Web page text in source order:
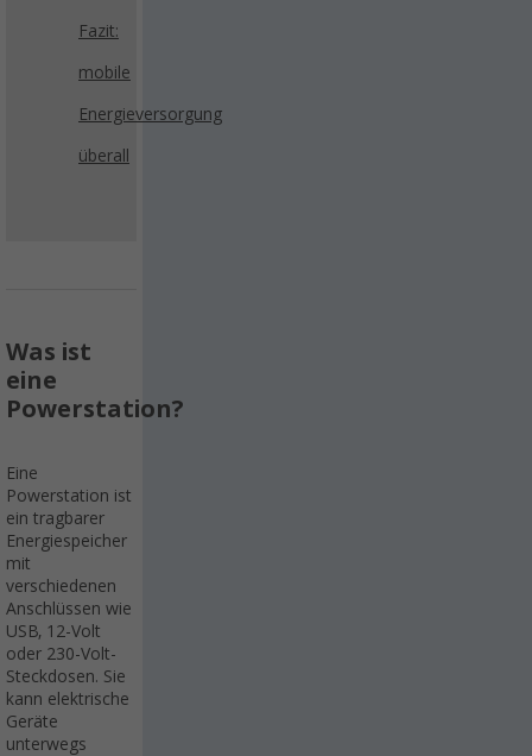
Fazit:
mobile
Energieversorgung
überall
Was ist
eine
Powerstation?
Eine
Powerstation ist
ein tragbarer
Energiespeicher
mit
verschiedenen
Anschlüssen wie
USB, 12-Volt
oder 230-Volt-
Steckdosen. Sie
kann elektrische
Geräte
unterwegs